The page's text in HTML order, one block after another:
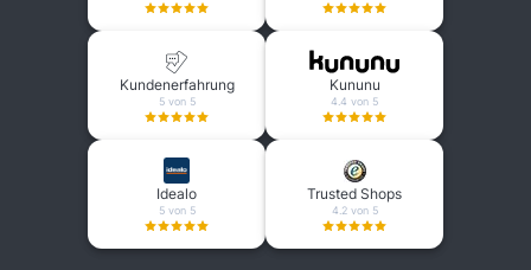
Kundenerfahrung
5 von 5
Kununu
4.4 von 5
Idealo
5 von 5
Trusted Shops
4.2 von 5